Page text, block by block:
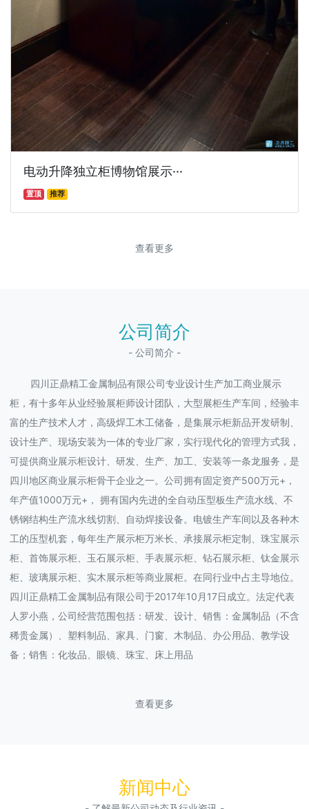
电动升降独立柜博物馆展示···
置顶 推荐
查看更多
公司简介
- 公司简介 -
四川正鼎精工金属制品有限公司专业设计生产加工商业展示
柜，有十多年从业经验展柜师设计团队，大型展柜生产车间，经验丰
富的生产技术人才，高级焊工木工储备，是集展示柜新品开发研制、
设计生产、现场安装为一体的专业厂家，实行现代化的管理方式我，
可提供商业展示柜设计、研发、生产、加工、安装等一条龙服务，是
四川地区商业展示柜骨干企业之一。公司拥有固定资产500万元+，
年产值1000万元+， 拥有国内先进的全自动压型板生产流水线、不
锈钢结构生产流水线切割、自动焊接设备。电镀生产车间以及各种木
工的压型机套，每年生产展示柜万米长、承接展示柜定制、珠宝展示
柜、首饰展示柜、玉石展示柜、手表展示柜、钻石展示柜、钛金展示
柜、玻璃展示柜、实木展示柜等商业展柜。在同行业中占主导地位。
四川正鼎精工金属制品有限公司于2017年10月17日成立。法定代表
人罗小燕，公司经营范围包括：研发、设计、销售：金属制品（不含
稀贵金属）、塑料制品、家具、门窗、木制品、办公用品、教学设
备；销售：化妆品、眼镜、珠宝、床上用品
查看更多
新闻中心